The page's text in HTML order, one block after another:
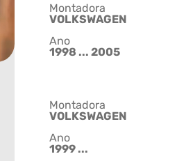
Montadora
VOLKSWAGEN
Ano
1998 ... 2005
Montadora
VOLKSWAGEN
Ano
1999 ...